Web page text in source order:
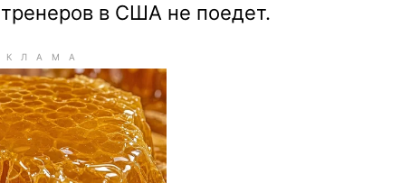
в США не поедет.